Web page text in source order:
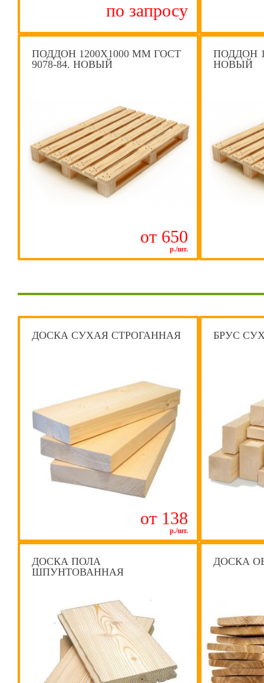
по запросу
ПОДДОН 1200Х1000 ММ ГОСТ
9078-84. НОВЫЙ
от 650
р./шт.
ПОДДОН
НОВЫЙ
ДОСКА СУХАЯ СТРОГАННАЯ
от 138
р./шт.
БРУС
ДОСКА ПОЛА
ШПУНТОВАННАЯ
ДОСКА